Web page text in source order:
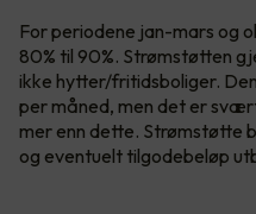
For periodene jan-mars og
80% til 90%. Strømstøtten
ikke hytter/fritidsboliger.
per måned, men det er
mer enn dette. Strømstøtte
og eventuelt tilgodebeløp